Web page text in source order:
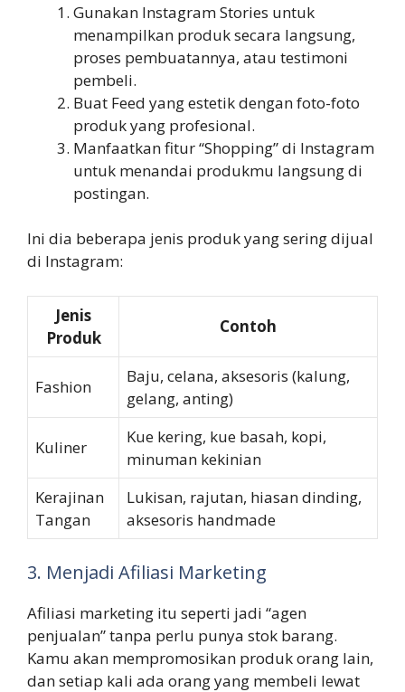
Gunakan Instagram Stories untuk
menampilkan produk secara langsung,
proses pembuatannya, atau testimoni
pembeli.
Buat Feed yang estetik dengan foto-foto
produk yang profesional.
Manfaatkan fitur “Shopping” di Instagram
untuk menandai produkmu langsung di
postingan.
Ini dia beberapa jenis produk yang sering dijual
di Instagram:
Jenis
Produk
Contoh
Fashion
Baju, celana, aksesoris (kalung,
gelang, anting)
Kuliner
Kue kering, kue basah, kopi,
minuman kekinian
Kerajinan
Tangan
Lukisan, rajutan, hiasan dinding,
aksesoris handmade
3. Menjadi Afiliasi Marketing
Afiliasi marketing itu seperti jadi “agen
penjualan” tanpa perlu punya stok barang.
Kamu akan mempromosikan produk orang lain,
dan setiap kali ada orang yang membeli lewat